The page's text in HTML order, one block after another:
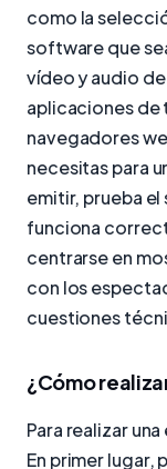
como la
software que
vídeo y audio
aplicaciones de
navegadores
necesitas para
emitir, prueba
funciona
centrarse en
con los
cuestiones
¿Cómo
Para realizar
En primer lugar,